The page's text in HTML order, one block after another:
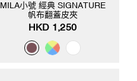
MILA小號 經典 SIGNATURE
帆布翻蓋皮夾
HKD 1,250